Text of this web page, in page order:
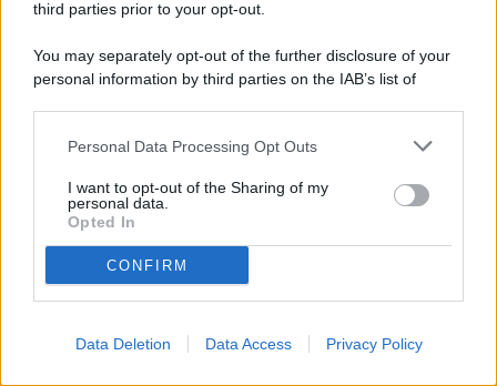
third parties prior to your opt-out.
You may separately opt-out of the further disclosure of your
personal information by third parties on the IAB’s list of
This information may also be disclosed by us to third parties
disclose it to other third parties.
Personal Data Processing Opt Outs
I want to opt-out of the Sharing of my
personal data.
Opted In
CONFIRM
Data Deletion Data Access Privacy Policy
Per un’architettura di relazione. L’ampliamento del
Pastificio Agricolo Mancini evoca tempo lento e